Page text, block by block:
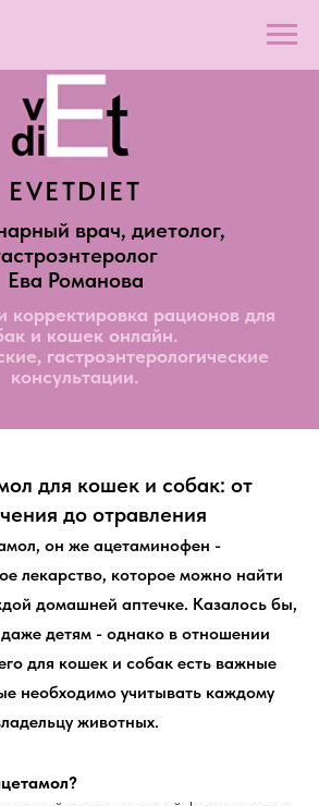
EVETDIET
врач, диетолог,
Ева Романова
корректировка рационов для
и кошек онлайн.
гастроэнтерологические
консультации.
для кошек и собак: от
до отравления
он же ацетаминофен -
лекарство, которое можно найти
домашней аптечке. Казалось бы,
детям - однако в отношении
для кошек и собак есть важные
необходимо учитывать каждому
животных.